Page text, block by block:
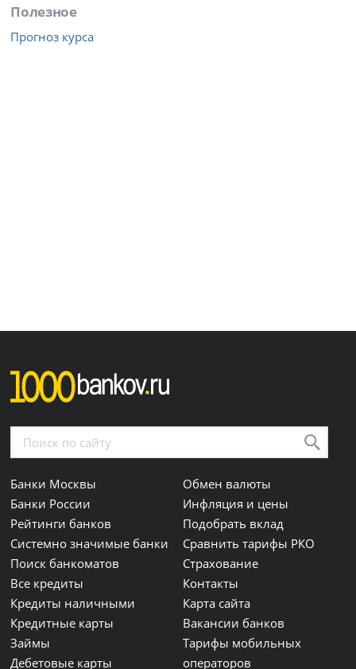
Полезное
Прогноз курса
Банки Москвы
Банки России
Рейтинги банков
Системно значимые банки
Поиск банкоматов
Все кредиты
Кредиты наличными
Кредитные карты
Займы
Дебетовые карты
Обмен валюты
Инфляция и цены
Подобрать вклад
Сравнить тарифы РКО
Страхование
Контакты
Карта сайта
Вакансии банков
Тарифы мобильных
операторов